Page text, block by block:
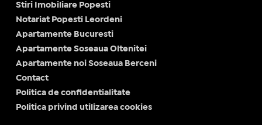
Stiri Imobiliare Popesti
Notariat Popesti Leordeni
Apartamente Bucuresti
Apartamente Soseaua Oltenitei
Apartamente noi Soseaua Berceni
Contact
Politica de confidentialitate
Politica privind utilizarea cookies